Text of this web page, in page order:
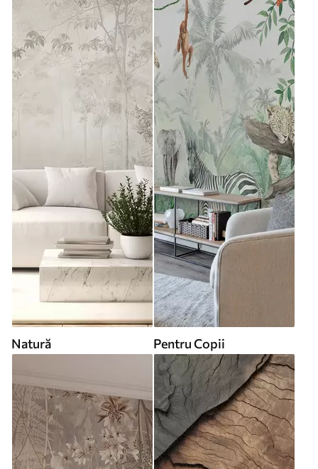
Natură Pentru Copii